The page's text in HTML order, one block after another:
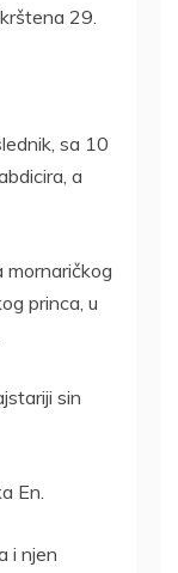
29.
sa 10
a
mornaričkog
princa, u
sin
En.
i njen